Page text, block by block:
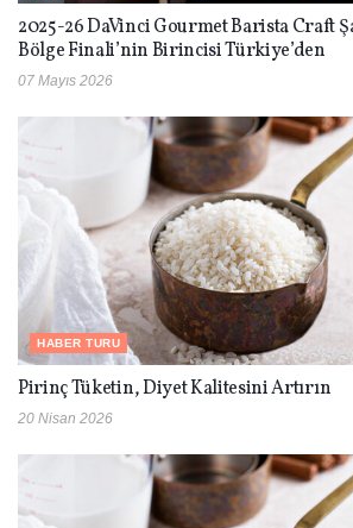
2025-26 DaVinci Gourmet Barista Craft
Bölge Finali’nin Birincisi Türkiye’den
07 Mayıs 2026
HABER TURU
Pirinç Tüketin, Diyet Kalitesini Artırın
20 Nisan 2026